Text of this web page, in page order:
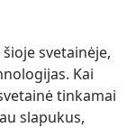
svetainėje,
Kai
tinkamai
slapukus,